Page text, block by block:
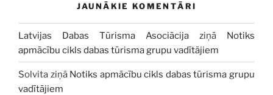
JAUNĀKIE KOMENTĀRI
Latvijas Dabas Tūrisma Asociācija ziņā Notiks
apmācību cikls dabas tūrisma grupu vadītājiem
Solvita ziņā Notiks apmācību cikls dabas tūrisma grupu
vadītājiem